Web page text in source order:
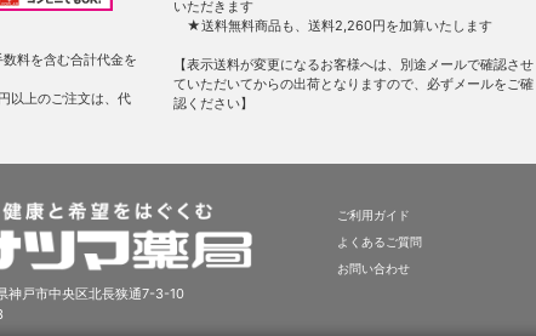
料を含む合計代金を
以上のご注文は、代
いただきます
★送料無料商品も、送料2,260円を加算いたします
【表示送料が変更になるお客様へは、別途メールで確認させ
ていただいてからの出荷となりますので、必ずメールをご確
認ください】
神戸市中央区北長狭通7-3-10
ご利用ガイド
よくあるご質問
お問い合わせ